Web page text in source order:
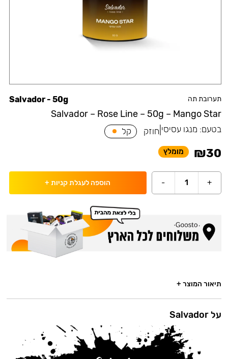
תערובת תה
Salvador – Rose Line – 50g – Mango Star
Salvador - 50g
בטעם: מנגו עסיסי חוזק קל
₪30 מומלץ
+
1
- הוספה לעגלת קניות +
תיאור המוצר +
על Salvador